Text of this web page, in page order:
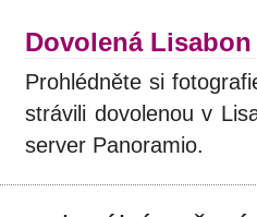
Dovolená Lisabon
Prohlédněte si
strávili dovolenou v
server Panoramio.